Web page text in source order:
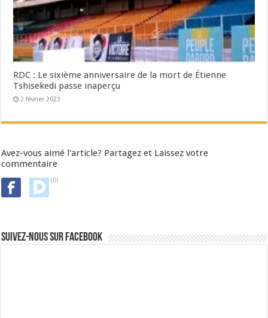
RDC : Le sixième anniversaire de la mort de Étienne
Tshisekedi passe inaperçu
2 février 2023
Avez-vous aimé l'article? Partagez et Laissez votre
commentaire
(0)
Suivez-nous sur Facebook